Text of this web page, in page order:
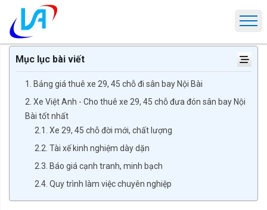
Trang chủ Dịch vụ thuê xe 29, 45 chỗ đi sân bay Nội Bài
Mục lục bài viết
1. Bảng giá thuê xe 29, 45 chỗ đi sân bay Nội Bài
2. Xe Việt Anh - Cho thuê xe 29, 45 chỗ đưa đón sân bay Nội
Bài tốt nhất
2.1. Xe 29, 45 chỗ đời mới, chất lượng
2.2. Tài xế kinh nghiệm dày dặn
2.3. Báo giá cạnh tranh, minh bạch
2.4. Quy trình làm việc chuyên nghiệp